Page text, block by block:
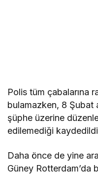
Polis tüm çabalarına
bulamazken, 8 Şubat
şüphe üzerine
edilemediği
Daha önce de yine
Güney Rotterdam’da